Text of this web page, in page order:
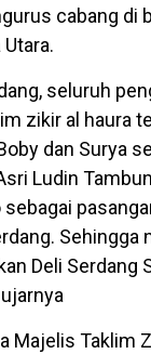
cabang di
seluruh
zikir al haura
dan Surya
Ludin
Sehingga
Deli Serdang
Majelis Taklim